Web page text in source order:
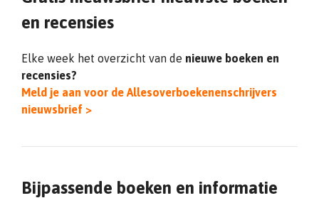
en recensies
Elke week het overzicht van de nieuwe boeken en
recensies?
Meld je aan voor de Allesoverboekenenschrijvers
nieuwsbrief >
Bijpassende boeken en informatie